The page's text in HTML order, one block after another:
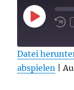
PLAY
RSS FEED
TEILEN
Datei
abspielen |